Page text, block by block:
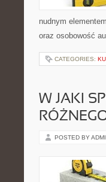
nudnym
oraz osobowość
CATEGORIES:
W JAKI
POSTED BY